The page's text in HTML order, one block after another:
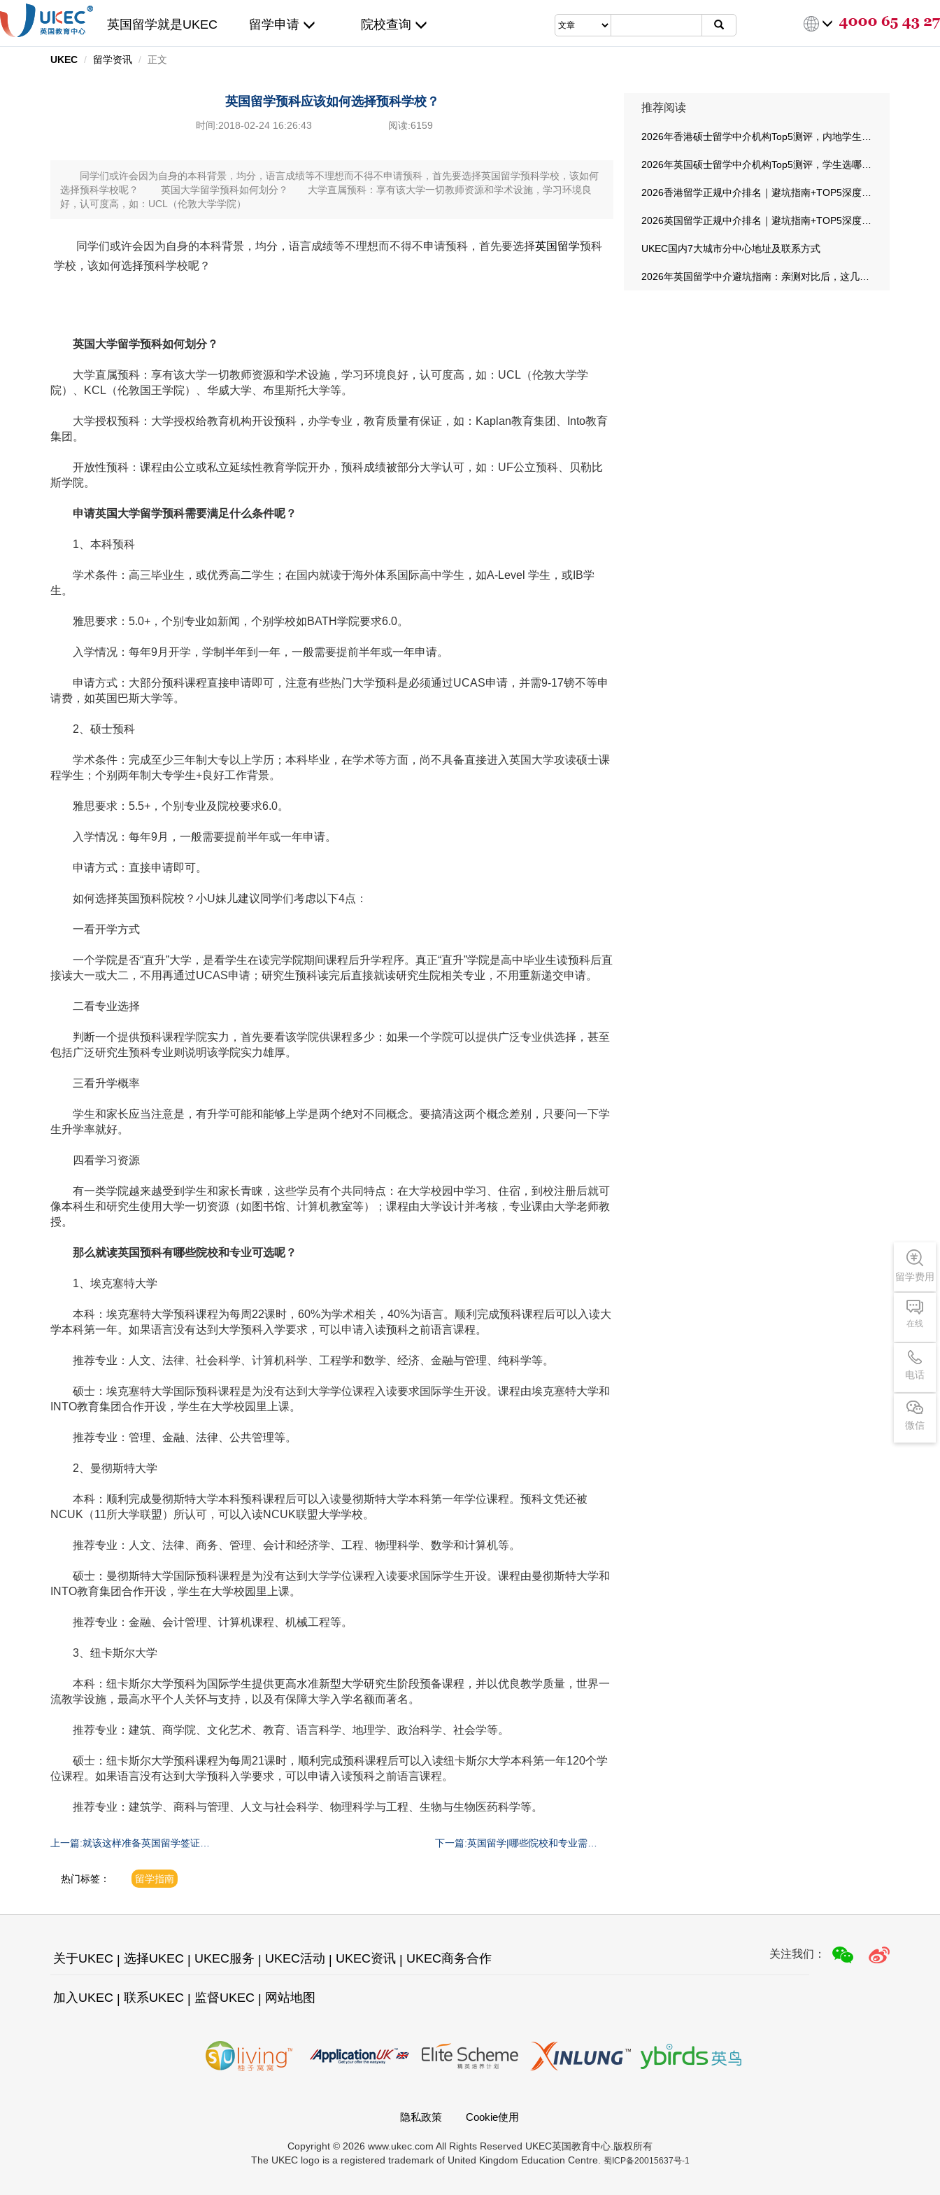
英国留学就是UKEC 留学申请 院校查询
留学费用
在线
电话
微信
UKEC 留学资讯 正文
英国留学预科应该如何选择预科学校？
时间:2018-02-24 16:26:43 阅读:6159
同学们或许会因为自身的本科背景，均分，语言成绩等不理想而不得不申请预科，首先要选择英国留学预科学校，该如何
选择预科学校呢？ 英国大学留学预科如何划分？ 大学直属预科：享有该大学一切教师资源和学术设施，学习环境良
好，认可度高，如：UCL（伦敦大学学院）
同学们或许会因为自身的本科背景，均分，语言成绩等不理想而不得不申请预科，首先要选择英国留学预科
学校，该如何选择预科学校呢？
英国大学留学预科如何划分？
大学直属预科：享有该大学一切教师资源和学术设施，学习环境良好，认可度高，如：UCL（伦敦大学学
院）、KCL（伦敦国王学院）、华威大学、布里斯托大学等。
大学授权预科：大学授权给教育机构开设预科，办学专业，教育质量有保证，如：Kaplan教育集团、Into教育
集团。
开放性预科：课程由公立或私立延续性教育学院开办，预科成绩被部分大学认可，如：UF公立预科、贝勒比
斯学院。
申请英国大学留学预科需要满足什么条件呢？
1、本科预科
学术条件：高三毕业生，或优秀高二学生；在国内就读于海外体系国际高中学生，如A-Level 学生，或IB学
生。
雅思要求：5.0+，个别专业如新闻，个别学校如BATH学院要求6.0。
入学情况：每年9月开学，学制半年到一年，一般需要提前半年或一年申请。
申请方式：大部分预科课程直接申请即可，注意有些热门大学预科是必须通过UCAS申请，并需9-17镑不等申
请费，如英国巴斯大学等。
2、硕士预科
学术条件：完成至少三年制大专以上学历；本科毕业，在学术等方面，尚不具备直接进入英国大学攻读硕士课
程学生；个别两年制大专学生+良好工作背景。
雅思要求：5.5+，个别专业及院校要求6.0。
入学情况：每年9月，一般需要提前半年或一年申请。
申请方式：直接申请即可。
如何选择英国预科院校？小U妹儿建议同学们考虑以下4点：
一看开学方式
一个学院是否“直升”大学，是看学生在读完学院期间课程后升学程序。真正“直升”学院是高中毕业生读预科后直
接读大一或大二，不用再通过UCAS申请；研究生预科读完后直接就读研究生院相关专业，不用重新递交申请。
二看专业选择
判断一个提供预科课程学院实力，首先要看该学院供课程多少：如果一个学院可以提供广泛专业供选择，甚至
包括广泛研究生预科专业则说明该学院实力雄厚。
三看升学概率
学生和家长应当注意是，有升学可能和能够上学是两个绝对不同概念。要搞清这两个概念差别，只要问一下学
生升学率就好。
四看学习资源
有一类学院越来越受到学生和家长青睐，这些学员有个共同特点：在大学校园中学习、住宿，到校注册后就可
像本科生和研究生使用大学一切资源（如图书馆、计算机教室等）；课程由大学设计并考核，专业课由大学老师教
授。
那么就读英国预科有哪些院校和专业可选呢？
1、埃克塞特大学
本科：埃克塞特大学预科课程为每周22课时，60%为学术相关，40%为语言。顺利完成预科课程后可以入读大
学本科第一年。如果语言没有达到大学预科入学要求，可以申请入读预科之前语言课程。
推荐专业：人文、法律、社会科学、计算机科学、工程学和数学、经济、金融与管理、纯科学等。
硕士：埃克塞特大学国际预科课程是为没有达到大学学位课程入读要求国际学生开设。课程由埃克塞特大学和
INTO教育集团合作开设，学生在大学校园里上课。
推荐专业：管理、金融、法律、公共管理等。
2、曼彻斯特大学
本科：顺利完成曼彻斯特大学本科预科课程后可以入读曼彻斯特大学本科第一年学位课程。预科文凭还被
NCUK（11所大学联盟）所认可，可以入读NCUK联盟大学学校。
推荐专业：人文、法律、商务、管理、会计和经济学、工程、物理科学、数学和计算机等。
硕士：曼彻斯特大学国际预科课程是为没有达到大学学位课程入读要求国际学生开设。课程由曼彻斯特大学和
INTO教育集团合作开设，学生在大学校园里上课。
推荐专业：金融、会计管理、计算机课程、机械工程等。
3、纽卡斯尔大学
本科：纽卡斯尔大学预科为国际学生提供更高水准新型大学研究生阶段预备课程，并以优良教学质量，世界一
流教学设施，最高水平个人关怀与支持，以及有保障大学入学名额而著名。
推荐专业：建筑、商学院、文化艺术、教育、语言科学、地理学、政治科学、社会学等。
硕士：纽卡斯尔大学预科课程为每周21课时，顺利完成预科课程后可以入读纽卡斯尔大学本科第一年120个学
位课程。如果语言没有达到大学预科入学要求，可以申请入读预科之前语言课程。
推荐专业：建筑学、商科与管理、人文与社会科学、物理科学与工程、生物与生物医药科学等。
上一篇:就该这样准备英国留学签证材
下一篇:英国留学|哪些院校和专业需要
热门标签：
留学指南
推荐阅读
UKEC国内7大城市分中心地址及联系方式
关注我们：
关于UKEC 选择UKEC UKEC服务 UKEC活动 UKEC资讯 UKEC商务合作
加入UKEC 联系UKEC 监督UKEC 网站地图
隐私政策 Cookie使用
Copyright © 2026 www.ukec.com All Rights Reserved UKEC英国教育中心.版权所有
The UKEC logo is a registered trademark of United Kingdom Education Centre. 蜀ICP备20015637号-1